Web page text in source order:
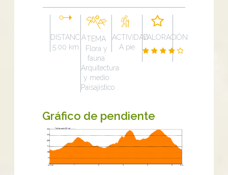
DISTANCIA
5.00 km
TEMA
Flora y
fauna
Arquitectura
y medio
Paisajístico
ACTIVIDAD
A pie
VALORACIÓN
Gráfico de pendiente